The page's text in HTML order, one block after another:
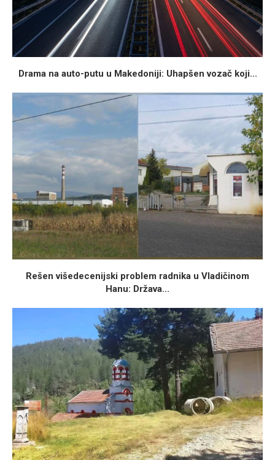
Drama na auto-putu u Makedoniji: Uhapšen vozač koji...
Rešen višedecenijski problem radnika u Vladičinom
Hanu: Država...